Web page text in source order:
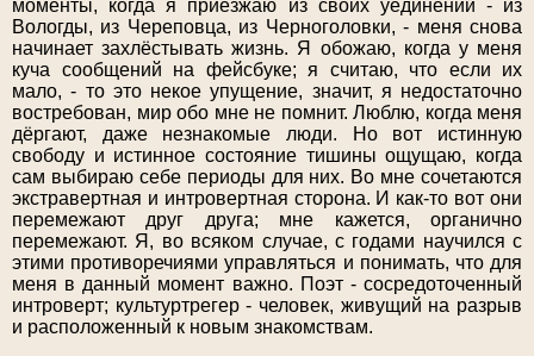
моменты, когда я приезжаю из своих уединений - из
Вологды, из Череповца, из Черноголовки, - меня снова
начинает захлёстывать жизнь. Я обожаю, когда у меня
куча сообщений на фейсбуке; я считаю, что если их
мало, - то это некое упущение, значит, я недостаточно
востребован, мир обо мне не помнит. Люблю, когда меня
дёргают, даже незнакомые люди. Но вот истинную
свободу и истинное состояние тишины ощущаю, когда
сам выбираю себе периоды для них. Во мне сочетаются
экстравертная и интровертная сторона. И как-то вот они
перемежают друг друга; мне кажется, органично
перемежают. Я, во всяком случае, с годами научился с
этими противоречиями управляться и понимать, что для
меня в данный момент важно. Поэт - сосредоточенный
интроверт; культуртрегер - человек, живущий на разрыв
и расположенный к новым знакомствам.